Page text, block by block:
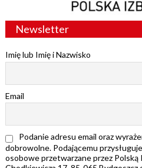
Newsletter
Imię lub Imię i Nazwisko
Email
Podanie adresu email oraz
dobrowolne. Podającemu
osobowe przetwarzane przez Polską